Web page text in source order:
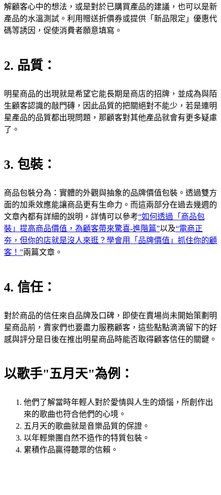
解顧客心中的想法，或是對於已購買產品的建議，也可以是新
產品的水溫測試。利用贈送折價券或提供「新品限定」優惠代
碼等誘因，促使消費者願意填寫。
2. 品質：
明星商品的出現就是希望它能長期是商店的招牌，並成為與陌
生顧客認識的敲門磚，因此品質的把關絕對不能少，若是連明
星產品的品質都出現問題，那顧客對其他產品就會有更多疑慮
了。
3. 包裝：
商品包裝分為：實體的外觀與抽象的品牌價值包裝。透過雙方
面的加乘效應能讓商品更有生命力。而這兩部分在過去幾週的
文章內都有詳細的說明，詳情可以參考“如何透過「商品包
裝」提高商品價值，為顧客帶來驚喜-進階篇”以及“電商正
夯，但你的店就是沒人來逛？學會用「品牌價值」抓住你的顧
客！”兩篇文章。
4. 信任：
對於商品的信任來自品牌及口碑，即使在賣場尚未開始策劃明
星商品前，賣家們也要盡力服務顧客，這些點點滴滴留下的好
感與評分是日後在推出明星商品時能否取得顧客信任的關鍵。
以歌手"五月天"為例：
他們了解當時年輕人對於愛情與人生的煩惱，所創作出
來的歌曲也符合他們的心境。
五月天的歌曲就是音樂品質的保證。
以年輕樂團自然不造作的特質包裝。
累積作品贏得聽眾的信賴。